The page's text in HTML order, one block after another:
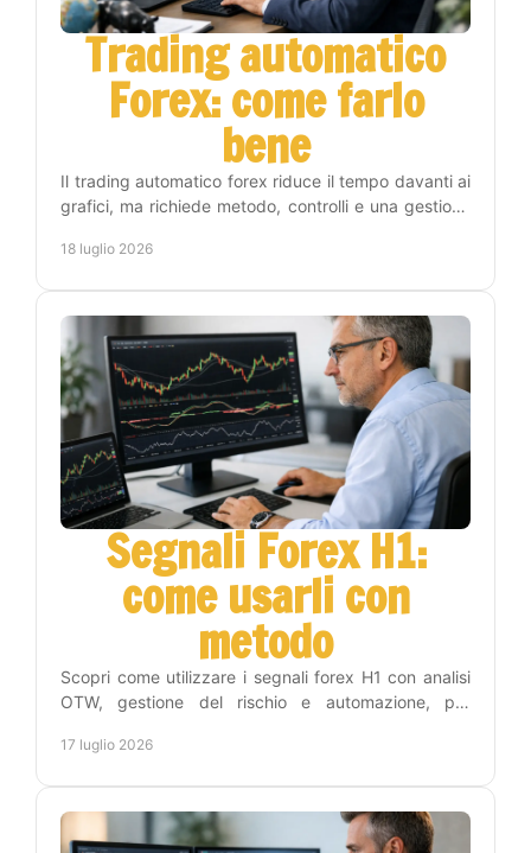
Trading automatico
Forex: come farlo
bene
Il trading automatico forex riduce il tempo davanti ai
grafici, ma richiede metodo, controlli e una gestione
18 luglio 2026
Segnali Forex H1:
come usarli con
metodo
Scopri come utilizzare i segnali forex H1 con analisi
OTW, gestione del rischio e automazione, per
online.
17 luglio 2026